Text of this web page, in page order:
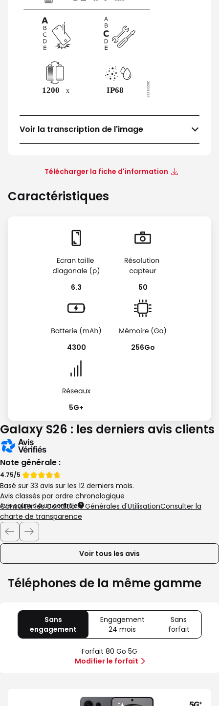
Voir la transcription de l'image
Télécharger la fiche d'information
Caractéristiques
6.3 50
4300 256Go
5G+
Galaxy S26 : les derniers avis clients
Note générale :
Note
de
Note
de
4.75/5
Basé sur 33 avis sur les 12 derniers mois.
Avis classés par ordre chronologique
Avis soumis à un contrôle
Consulter les Conditions Générales d'UtilisationConsulter la
charte de transparence
Voir tous les avis
Téléphones de la même gamme
Sans
engagement
80
Go
5G
Engagement
24 mois
Offre
spéciale
Illimité
Sans
forfait
Sans
Forfait 80 Go 5G
Modifier le forfait